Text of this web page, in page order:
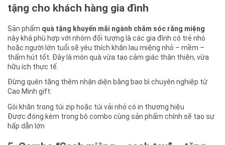
tặng cho khách hàng gia đình
Sản phẩm quà tặng khuyến mãi ngành chăm sóc răng miệng
này khá phù hợp với nhóm đối tượng là các gia đình có trẻ nhỏ
hoặc người lớn tuổi sẽ yêu thích khăn lau miệng nhỏ – mềm –
thấm hút tốt. Đây là món quà vừa tạo cảm giác thân thiện, vừa
hữu ích thực tế.
Đừng quên tăng thêm nhận diện bằng bao bì chuyên nghiệp từ
Cao Minh gift:
Gói khăn trong túi zip hoặc túi vải nhỏ có in thương hiệu
Được đóng kèm trong bộ combo cùng sản phẩm chính sẽ tạo sự
hấp dẫn lớn